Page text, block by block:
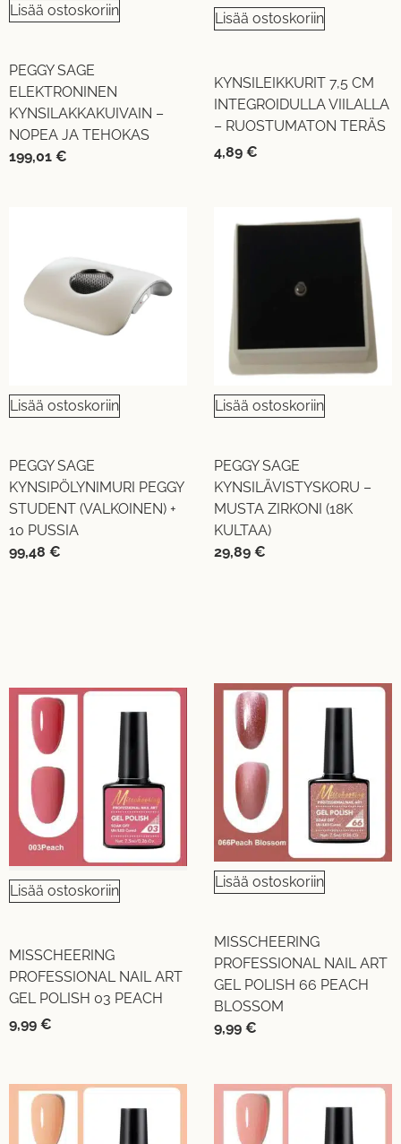
Lisää ostoskoriin
PEGGY SAGE
ELEKTRONINEN
KYNSILAKKAKUIVAIN –
NOPEA JA TEHOKAS
199,01 €
Lisää ostoskoriin
KYNSILEIKKURIT 7,5 CM
INTEGROIDULLA VIILALLA
– RUOSTUMATON TERÄS
4,89 €
Lisää ostoskoriin
PEGGY SAGE
KYNSIPÖLYNIMURI PEGGY
STUDENT (VALKOINEN) +
10 PUSSIA
99,48 €
Lisää ostoskoriin
PEGGY SAGE
KYNSILÄVISTYSKORU –
MUSTA ZIRKONI (18K
KULTAA)
29,89 €
Lisää ostoskoriin
MISSCHEERING
PROFESSIONAL NAIL ART
GEL POLISH 03 PEACH
9,99 €
Lisää ostoskoriin
MISSCHEERING
PROFESSIONAL NAIL ART
GEL POLISH 66 PEACH
BLOSSOM
9,99 €